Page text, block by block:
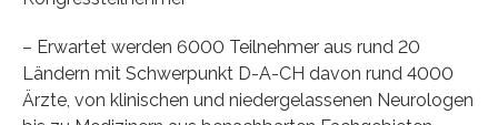
– Erwartet werden 6000 Teilnehmer aus rund 20
Ländern mit Schwerpunkt D-A-CH davon rund 4000
Ärzte, von klinischen und niedergelassenen Neurologen